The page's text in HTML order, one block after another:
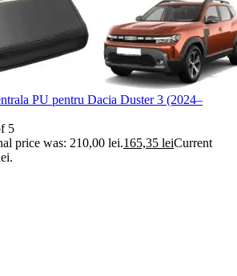
PU pentru Dacia Duster 3 (2024–
5
price was: 210,00 lei.165,35 leiCurrent